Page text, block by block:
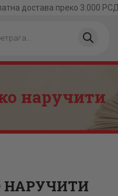
достава преко 3.000 РСД
наручити
ОД
НАРУЧИТИ